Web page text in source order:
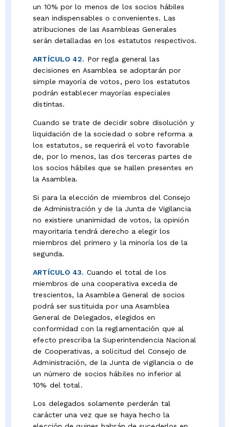
un 10% por lo menos de los socios hábiles
sean indispensables o convenientes. Las
atribuciones de las Asambleas Generales
serán detalladas en los estatutos respectivos.
ARTÍCULO 42. Por regla general las
decisiones en Asamblea se adoptarán por
simple mayoría de votos, pero los estatutos
podrán establecer mayorías especiales
distintas.
Cuando se trate de decidir sobre disolución y
liquidación de la sociedad o sobre reforma a
los estatutos, se requerirá el voto favorable
de, por lo menos, las dos terceras partes de
los socios hábiles que se hallen presentes en
la Asamblea.
Si para la elección de miembros del Consejo
de Administración y de la Junta de Vigilancia
no existiere unanimidad de votos, la opinión
mayoritaria tendrá derecho a elegir los
miembros del primero y la minoría los de la
segunda.
ARTÍCULO 43. Cuando el total de los
miembros de una cooperativa exceda de
trescientos, la Asamblea General de socios
podrá ser sustituida por una Asamblea
General de Delegados, elegidos en
conformidad con la reglamentación que al
efecto prescriba la Superintendencia Nacional
de Cooperativas, a solicitud del Consejo de
Administración, de la Junta de vigilancia o de
un número de socios hábiles no inferior al
10% del total.
Los delegados solamente perderán tal
carácter una vez que se haya hecho la